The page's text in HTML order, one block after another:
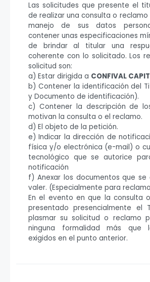
Las solicitudes que presente el
de realizar una consulta o
manejo de sus datos
contener unas especificaciones
de brindar al titular una
coherente con lo solicitado. Los
solicitud son:
a) Estar dirigida a CONFIVAL
b) Contener la identificación del
y Documento de identificación).
c) Contener la descripción de
motivan la consulta o el reclamo.
d) El objeto de la petición.
e) Indicar la dirección de
física y/o electrónica (e-mail) o
tecnológico que se autorice
notificación
f) Anexar los documentos que se
valer. (Especialmente para
En el evento en que la consulta
presentado presencialmente el
plasmar su solicitud o reclamo
ninguna formalidad más que
exigidos en el punto anterior.